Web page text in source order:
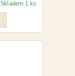
Skladem 1 ks